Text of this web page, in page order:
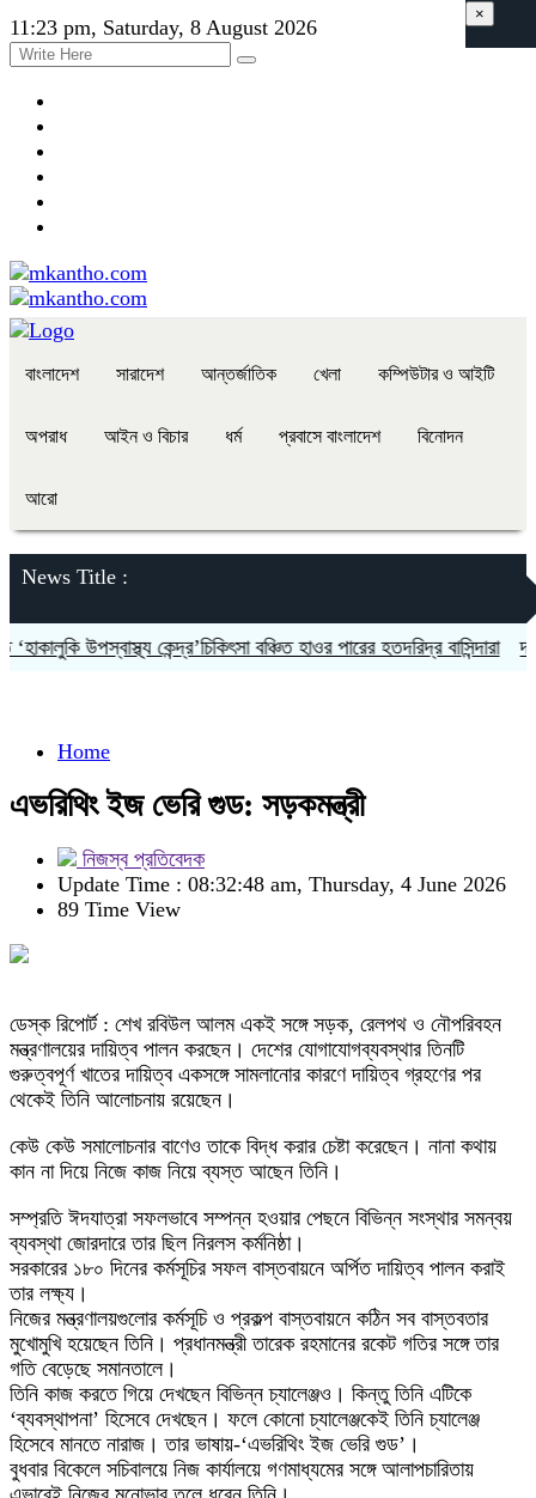
11:23 pm, Saturday, 8 August 2026
বাংলাদেশ সারাদেশ আন্তর্জাতিক খেলা কম্পিউটার ও আইটি
অপরাধ আইন ও বিচার ধর্ম প্রবাসে বাংলাদেশ বিনোদন
আরো
News Title :
উপস্বাস্থ্য কেন্দ্র’চিকিৎসা বঞ্চিত হাওর পারের হতদরিদ্র বাসিন্দারা দলকে
×
Home
এভরিথিং ইজ ভেরি গুড: সড়কমন্ত্রী
নিজস্ব প্রতিবেদক
Update Time : 08:32:48 am, Thursday, 4 June 2026
89 Time View
ডেস্ক রিপোর্ট : শেখ রবিউল আলম একই সঙ্গে সড়ক, রেলপথ ও নৌপরিবহন
মন্ত্রণালয়ের দায়িত্ব পালন করছেন। দেশের যোগাযোগব্যবস্থার তিনটি
গুরুত্বপূর্ণ খাতের দায়িত্ব একসঙ্গে সামলানোর কারণে দায়িত্ব গ্রহণের পর
থেকেই তিনি আলোচনায় রয়েছেন।
কেউ কেউ সমালোচনার বাণেও তাকে বিদ্ধ করার চেষ্টা করেছেন। নানা কথায়
কান না দিয়ে নিজে কাজ নিয়ে ব্যস্ত আছেন তিনি।
সম্প্রতি ঈদযাত্রা সফলভাবে সম্পন্ন হওয়ার পেছনে বিভিন্ন সংস্থার সমন্বয়
ব্যবস্থা জোরদারে তার ছিল নিরলস কর্মনিষ্ঠা।
সরকারের ১৮০ দিনের কর্মসূচির সফল বাস্তবায়নে অর্পিত দায়িত্ব পালন করাই
তার লক্ষ্য।
নিজের মন্ত্রণালয়গুলোর কর্মসূচি ও প্রকল্প বাস্তবায়নে কঠিন সব বাস্তবতার
মুখোমুখি হয়েছেন তিনি। প্রধানমন্ত্রী তারেক রহমানের রকেট গতির সঙ্গে তার
গতি বেড়েছে সমানতালে।
তিনি কাজ করতে গিয়ে দেখছেন বিভিন্ন চ্যালেঞ্জও। কিন্তু তিনি এটিকে
‘ব্যবস্থাপনা’ হিসেবে দেখছেন। ফলে কোনো চ্যালেঞ্জকেই তিনি চ্যালেঞ্জ
হিসেবে মানতে নারাজ। তার ভাষায়-‘এভরিথিং ইজ ভেরি গুড’।
বুধবার বিকেলে সচিবালয়ে নিজ কার্যালয়ে গণমাধ্যমের সঙ্গে আলাপচারিতায়